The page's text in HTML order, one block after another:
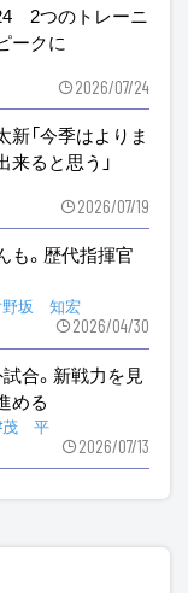
24 2つのトレーニ
ークに
2026/07/24
新「今季はよりま
ると思う」
2026/07/19
も。歴代指揮官
野坂 知宏
2026/04/30
合。新戦力を見
める
茂 平
2026/07/13